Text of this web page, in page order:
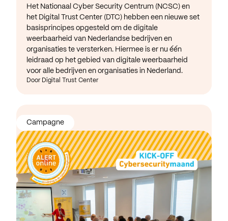
Het Nationaal Cyber Security Centrum (NCSC) en
het Digital Trust Center (DTC) hebben een nieuwe set
basisprincipes opgesteld om de digitale
weerbaarheid van Nederlandse bedrijven en
organisaties te versterken. Hiermee is er nu één
leidraad op het gebied van digitale weerbaarheid
voor alle bedrijven en organisaties in Nederland.
Door Digital Trust Center
Campagne